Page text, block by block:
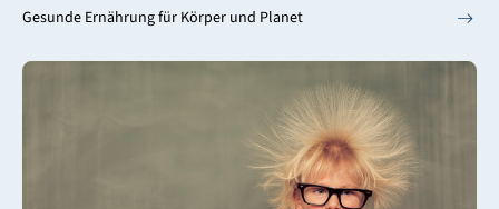
Gesunde Ernährung für Körper und Planet